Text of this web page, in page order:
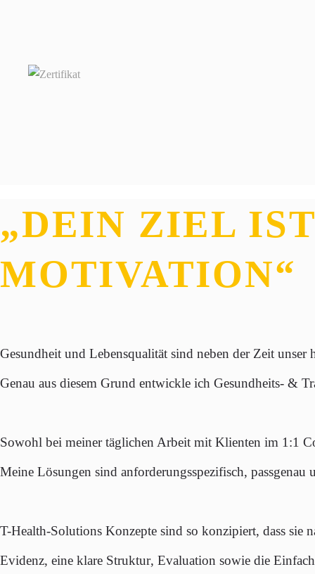
„DEIN ZIEL
MOTIVATION“
Gesundheit und Lebensqualität sind neben der Zeit unser
Genau aus diesem Grund entwickle ich Gesundheits- &
Sowohl bei meiner täglichen Arbeit mit Klienten im 1:1
Meine Lösungen sind anforderungsspezifisch, passgenau
T-Health-Solutions Konzepte sind so konzipiert, dass sie
Evidenz, eine klare Struktur, Evaluation sowie die